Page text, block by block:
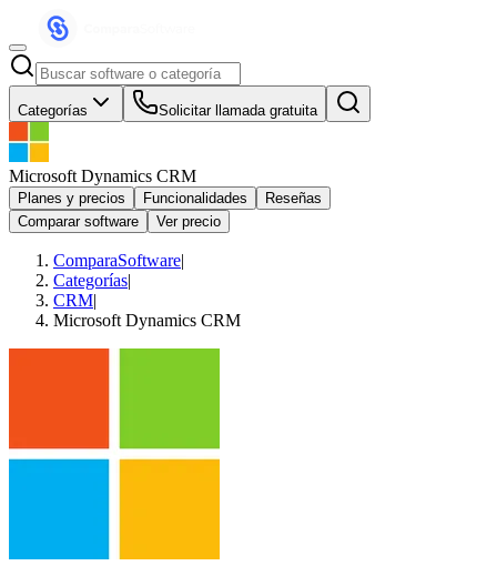
Categorías Solicitar llamada gratuita
Microsoft Dynamics CRM
Planes y precios Funcionalidades
Reseñas
Comparar software
Ver precio
ComparaSoftware|
Categorías|
CRM|
Microsoft Dynamics CRM